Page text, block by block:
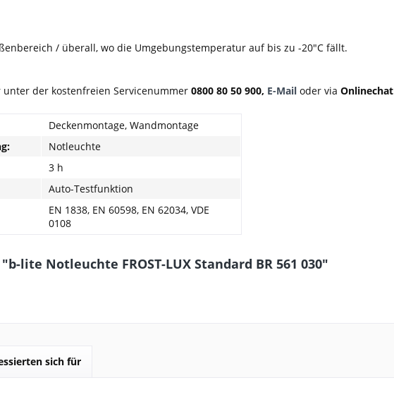
/ überall, wo die Umgebungstemperatur auf bis zu -20"C fällt.
der kostenfreien Servicenummer 0800 80 50 900, E-Mail oder via Onlinechat
Deckenmontage, Wandmontage
Notleuchte
3 h
Auto-Testfunktion
EN 1838, EN 60598, EN 62034, VDE
0108
lite Notleuchte FROST-LUX Standard BR 561 030"
sich für